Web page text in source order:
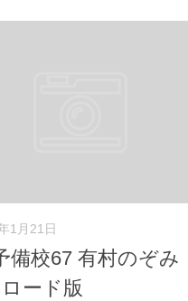
1月21日
備校67 有村のぞみ
ード版